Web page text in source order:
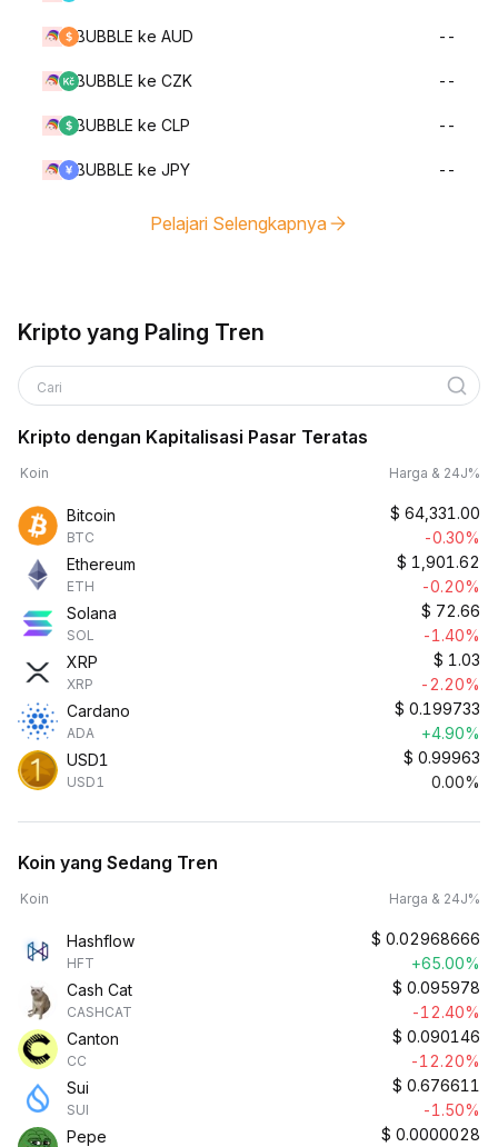
BUBBLE ke AUD --
BUBBLE ke CZK --
BUBBLE ke CLP --
BUBBLE ke JPY --
Pelajari Selengkapnya
Kripto yang Paling Tren
Cari
Kripto dengan Kapitalisasi Pasar Teratas
Koin Harga & 24J%
Bitcoin
BTC
$ 64,331.00
-0.30%
Ethereum
ETH
$ 1,901.62
-0.20%
Solana
SOL
$ 72.66
-1.40%
XRP
XRP
$ 1.03
-2.20%
Cardano
ADA
$ 0.199733
+4.90%
USD1
USD1
$ 0.99963
0.00%
Koin yang Sedang Tren
Koin Harga & 24J%
Hashflow
HFT
$ 0.02968666
+65.00%
Cash Cat
CASHCAT
$ 0.095978
-12.40%
Canton
CC
$ 0.090146
-12.20%
Sui
SUI
$ 0.676611
-1.50%
Pepe
$ 0.0000028